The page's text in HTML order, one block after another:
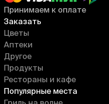
Заказать
Цветы
Аптеки
Другое
Продукты
Рестораны и кафе
Популярные места
Принимаем к оплате